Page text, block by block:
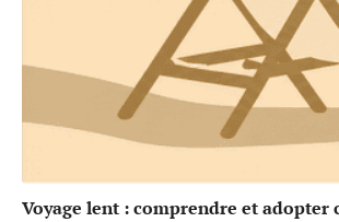
Voyage lent : comprendre et